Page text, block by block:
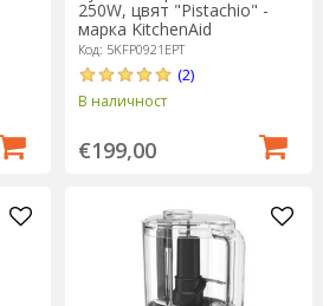
250W, цвят "Pistachio" -
марка KitchenAid
Код: 5KFP0921EPT
(2)
В наличност
€199,00